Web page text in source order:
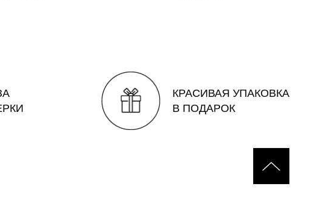
КРАСИВАЯ УПАКОВКА
В ПОДАРОК